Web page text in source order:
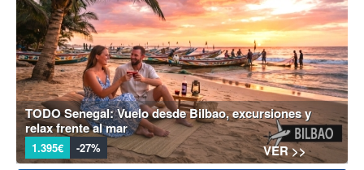
TODO Senegal: Vuelo desde Bilbao, excursiones y
relax frente al mar
1.395€ -27% VER >>